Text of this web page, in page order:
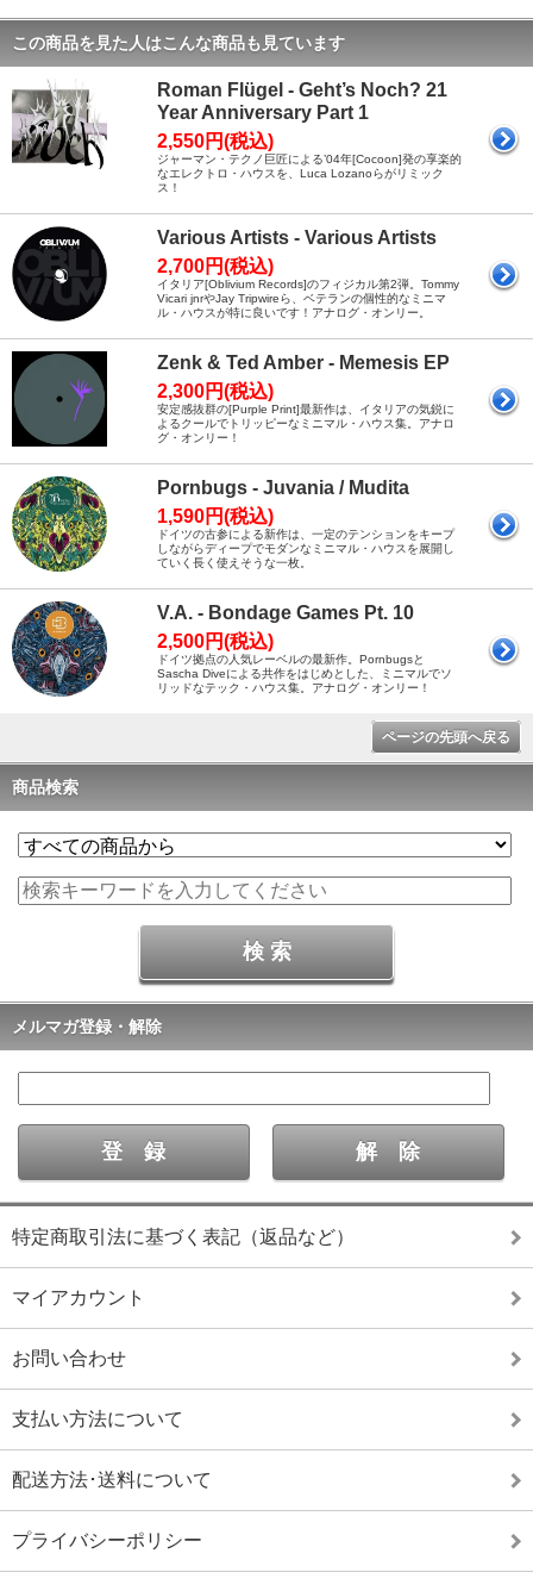
この商品を見た人はこんな商品も見ています
Roman Flügel - Geht’s Noch? 21
Year Anniversary Part 1
2,550円(税込)
ジャーマン・テクノ巨匠による’04年[Cocoon]発の享楽的
なエレクトロ・ハウスを、Luca Lozanoらがリミック
ス！
Various Artists - Various Artists
2,700円(税込)
イタリア[Oblivium Records]のフィジカル第2弾。Tommy
Vicari jnrやJay Tripwireら、ベテランの個性的なミニマ
ル・ハウスが特に良いです！アナログ・オンリー。
Zenk & Ted Amber - Memesis EP
2,300円(税込)
安定感抜群の[Purple Print]最新作は、イタリアの気鋭に
よるクールでトリッピーなミニマル・ハウス集。アナロ
グ・オンリー！
Pornbugs - Juvania / Mudita
1,590円(税込)
ドイツの古参による新作は、一定のテンションをキープ
しながらディープでモダンなミニマル・ハウスを展開し
ていく長く使えそうな一枚。
V.A. - Bondage Games Pt. 10
2,500円(税込)
ドイツ拠点の人気レーベルの最新作。Pornbugsと
Sascha Diveによる共作をはじめとした、ミニマルでソ
リッドなテック・ハウス集。アナログ・オンリー！
ページの先頭へ戻る
商品検索
メルマガ登録・解除
特定商取引法に基づく表記（返品など）
マイアカウント
お問い合わせ
支払い方法について
配送方法･送料について
プライバシーポリシー